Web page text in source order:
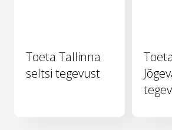
Toeta Tallinna
seltsi tegevust
Toeta